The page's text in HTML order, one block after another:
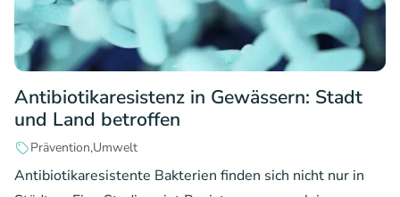
Antibiotikaresistenz in Gewässern: Stadt
und Land betroffen
PräventionUmwelt
Antibiotikaresistente Bakterien finden sich nicht nur in